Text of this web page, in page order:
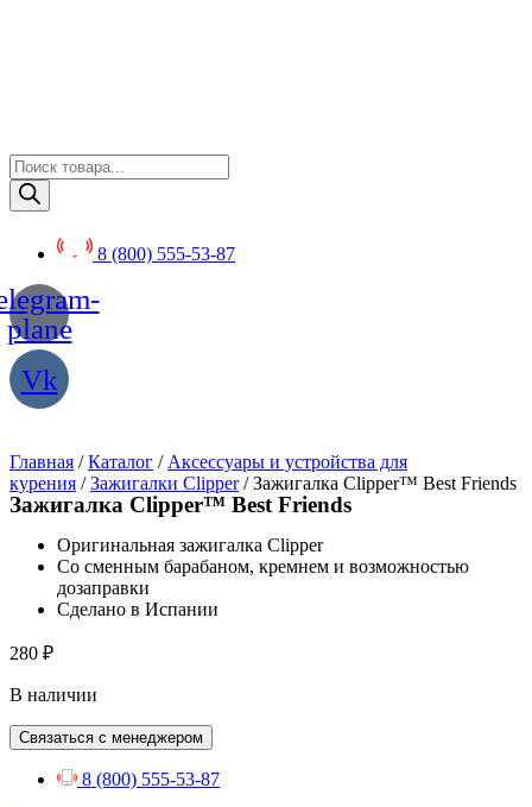
Поиск
товаров
8 (800) 555-53-87
plane
Vk
Главная /Каталог / Аксессуары и устройства для
курения /Зажигалки Clipper/ Зажигалка Clipper™ Best Friends
Зажигалка Clipper™ Best Friends
Оригинальная зажигалка Clipper
Со сменным барабаном, кремнем и возможностью
дозаправки
Сделано в Испании
280 ₽
В наличии
Связаться с менеджером
8 (800) 555-53-87